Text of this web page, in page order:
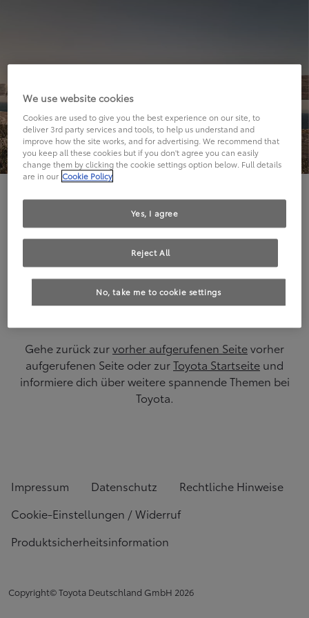
Hier geht's leider nicht weiter.
Die angeforderte Seite kann leider nicht gefunden
werden.
Gehe zurück zurvorher aufgerufenen Seitevorher
aufgerufenen Seite oder zurToyota Startseite und
informiere dich über weitere spannende Themen bei
Toyota.
Impressum Datenschutz
Rechtliche Hinweise
Cookie-Einstellungen / Widerruf
Produktsicherheitsinformation
Copyright© Toyota Deutschland GmbH 2026
We use website cookies
Cookies are used to give you the best experience on our site, to
deliver 3rd party services and tools, to help us understand and
improve how the site works, and for advertising. We recommend that
you keep all these cookies but if you don't agree you can easily
change them by clicking the cookie settings option below. Full details
are in our Cookie Policy
No, take me to cookie settings
Reject All
Yes, I agree